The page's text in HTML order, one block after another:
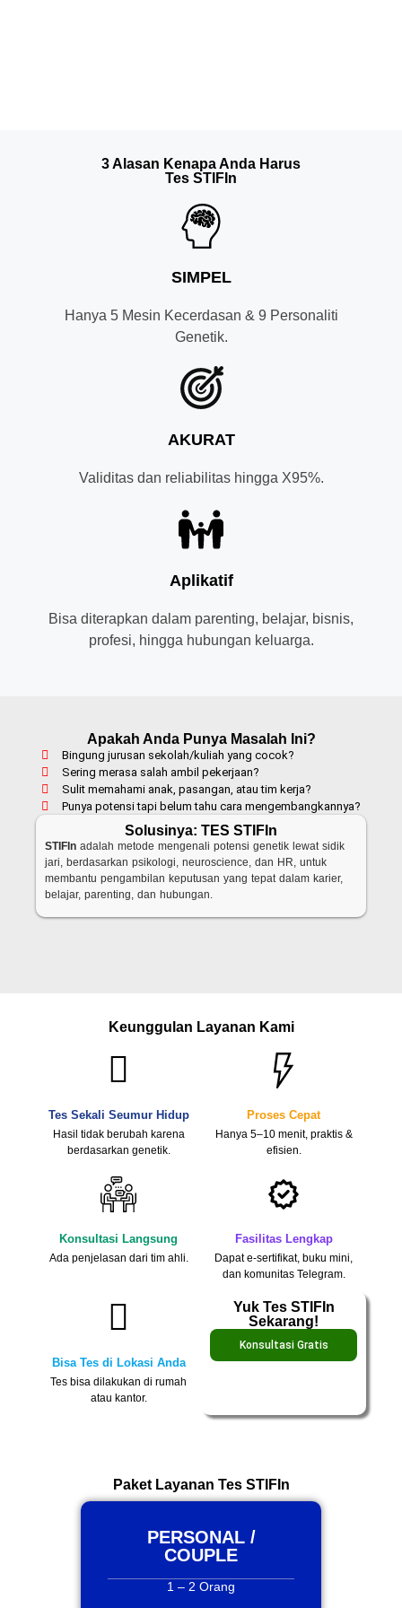
3 Alasan Kenapa Anda Harus
Tes STIFIn
SIMPEL
Hanya 5 Mesin Kecerdasan & 9 Personaliti
Genetik.
AKURAT
Validitas dan reliabilitas hingga X95%.
Aplikatif
Bisa diterapkan dalam parenting, belajar, bisnis,
profesi, hingga hubungan keluarga.
Apakah Anda Punya Masalah Ini?
Bingung jurusan sekolah/kuliah yang cocok?
Sering merasa salah ambil pekerjaan?
Sulit memahami anak, pasangan, atau tim kerja?
Punya potensi tapi belum tahu cara mengembangkannya?
Solusinya: TES STIFIn
STIFIn adalah metode mengenali potensi genetik lewat sidik
jari, berdasarkan psikologi, neuroscience, dan HR, untuk
membantu pengambilan keputusan yang tepat dalam karier,
belajar, parenting, dan hubungan.
Keunggulan Layanan Kami
Tes Sekali Seumur Hidup
Hasil tidak berubah karena
berdasarkan genetik.
Proses Cepat
Hanya 5–10 menit, praktis &
efisien.
Konsultasi Langsung
Ada penjelasan dari tim ahli.
Fasilitas Lengkap
Dapat e-sertifikat, buku mini,
dan komunitas Telegram.
Bisa Tes di Lokasi Anda
Tes bisa dilakukan di rumah
atau kantor.
Yuk Tes STIFIn
Sekarang!
Konsultasi Gratis
Paket Layanan Tes STIFIn
PERSONAL /
COUPLE
1 – 2 Orang